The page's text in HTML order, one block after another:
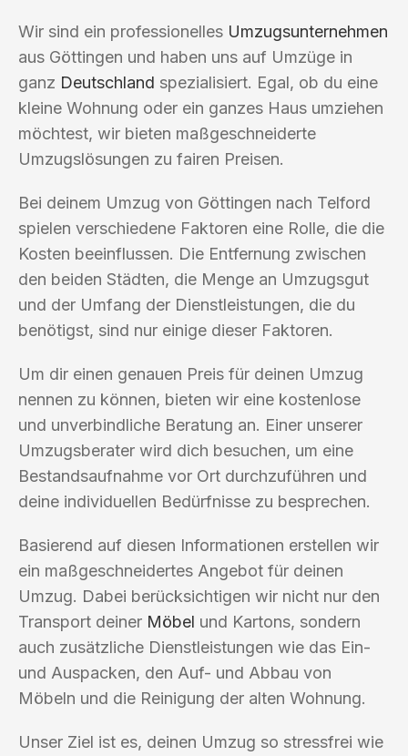
Wir sind ein professionelles Umzugsunternehmen
aus Göttingen und haben uns auf Umzüge in
ganz Deutschland spezialisiert. Egal, ob du eine
kleine Wohnung oder ein ganzes Haus umziehen
möchtest, wir bieten maßgeschneiderte
Umzugslösungen zu fairen Preisen.
Bei deinem Umzug von Göttingen nach Telford
spielen verschiedene Faktoren eine Rolle, die die
Kosten beeinflussen. Die Entfernung zwischen
den beiden Städten, die Menge an Umzugsgut
und der Umfang der Dienstleistungen, die du
benötigst, sind nur einige dieser Faktoren.
Um dir einen genauen Preis für deinen Umzug
nennen zu können, bieten wir eine kostenlose
und unverbindliche Beratung an. Einer unserer
Umzugsberater wird dich besuchen, um eine
Bestandsaufnahme vor Ort durchzuführen und
deine individuellen Bedürfnisse zu besprechen.
Basierend auf diesen Informationen erstellen wir
ein maßgeschneidertes Angebot für deinen
Umzug. Dabei berücksichtigen wir nicht nur den
Transport deiner Möbel und Kartons, sondern
auch zusätzliche Dienstleistungen wie das Ein-
und Auspacken, den Auf- und Abbau von
Möbeln und die Reinigung der alten Wohnung.
Unser Ziel ist es, deinen Umzug so stressfrei wie